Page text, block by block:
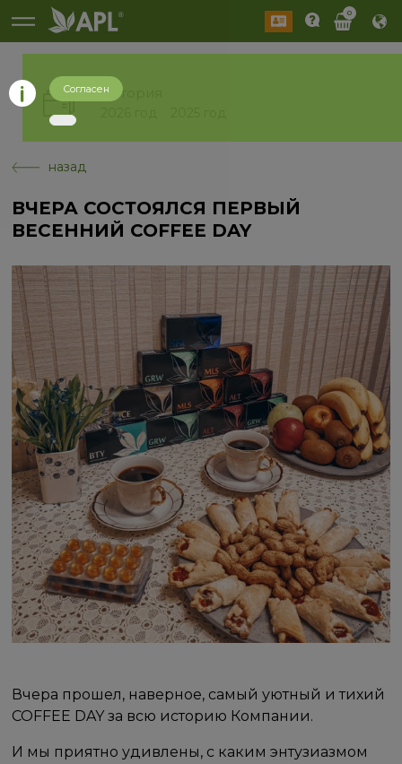
0
История
назад
ВЧЕРА СОСТОЯЛСЯ ПЕРВЫЙ
ВЕСЕННИЙ COFFEE DAY
Вчера прошел, наверное, самый уютный и тихий
COFFEE DAY за всю историю Компании.
И мы приятно удивлены, с каким энтузиазмом
Согласен